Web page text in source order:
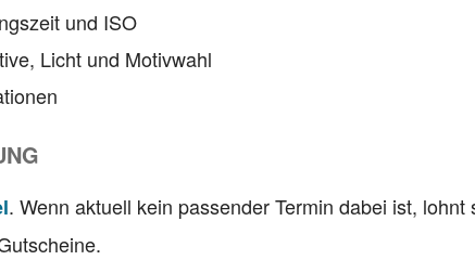
und ISO
Licht und Motivwahl
. Wenn aktuell kein passender Termin dabei ist,